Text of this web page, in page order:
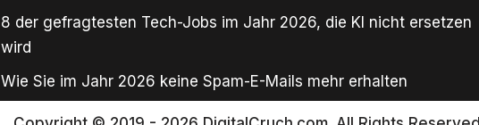
8 der gefragtesten Tech-Jobs im Jahr 2026, die KI nicht ersetzen
wird
Wie Sie im Jahr 2026 keine Spam-E-Mails mehr erhalten